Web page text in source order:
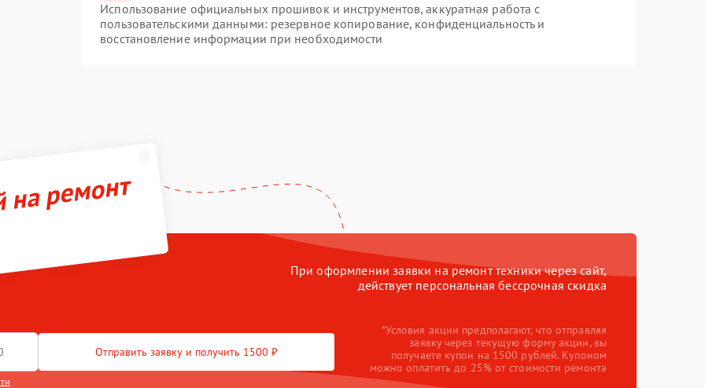
Использование официальных прошивок и инструментов, аккуратная работа с
пользовательскими данными: резервное копирование, конфиденциальность и
восстановление информации при необходимости
ремонт
При оформлении заявки на ремонт техники через сайт,
действует персональная бессрочная скидка
Отправить заявку и получить 1500 ₽
*Условия акции предполагают, что отправляя
заявку через текущую форму акции, вы
получаете купон на 1500 рублей. Купоном
можно оплатить до 25% от стоимости ремонта